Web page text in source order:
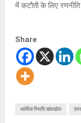
में कटौती के लिए
Share
आर्थिक स्थिति डांवाडोल